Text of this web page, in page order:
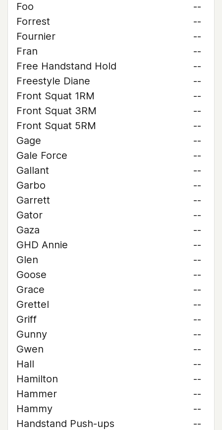
Foo
--
Forrest
--
Fournier
--
Fran
--
Free Handstand Hold
--
Freestyle Diane
--
Front Squat 1RM
--
Front Squat 3RM
--
Front Squat 5RM
--
Gage
--
Gale Force
--
Gallant
--
Garbo
--
Garrett
--
Gator
--
Gaza
--
GHD Annie
--
Glen
--
Goose
--
Grace
--
Grettel
--
Griff
--
Gunny
--
Gwen
--
Hall
--
Hamilton
--
Hammer
--
Hammy
--
Handstand Push-ups
--